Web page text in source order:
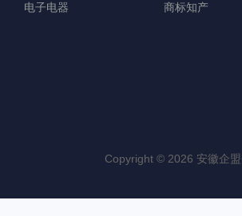
电子电器
商标知产
Copyright © 2026 安徽企